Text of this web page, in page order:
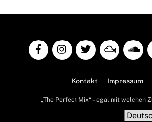
Back
To
Kontakt
Impressum
„The Perfect Mix“ – egal mit welchen